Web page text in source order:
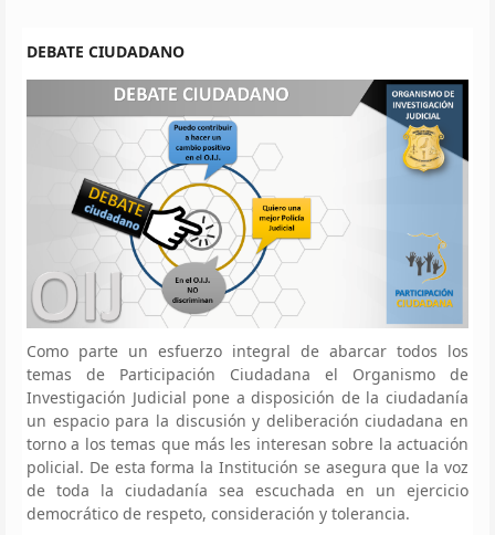
DEBATE CIUDADANO
Como parte un esfuerzo integral de abarcar todos los
temas de Participación Ciudadana el Organismo de
Investigación Judicial pone a disposición de la ciudadanía
un espacio para la discusión y deliberación ciudadana en
torno a los temas que más les interesan sobre la actuación
policial. De esta forma la Institución se asegura que la voz
de toda la ciudadanía sea escuchada en un ejercicio
democrático de respeto, consideración y tolerancia.